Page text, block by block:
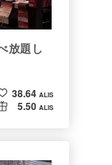
放題し
38.64 ALIS
5.50 ALIS